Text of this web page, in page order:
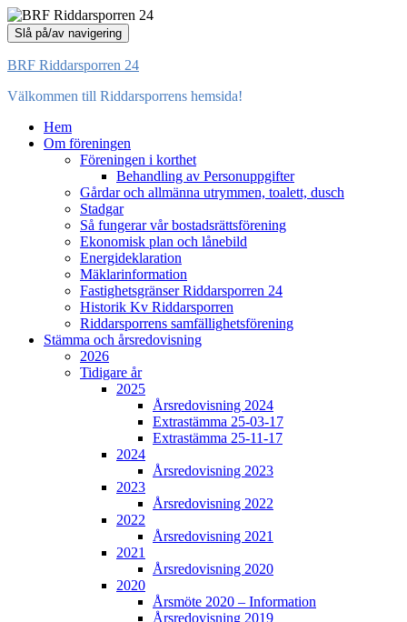
Slå på/av navigering
BRF Riddarsporren 24
Välkommen till Riddarsporrens hemsida!
Hem
Om föreningen
Föreningen i korthet
Behandling av Personuppgifter
Gårdar och allmänna utrymmen, toalett, dusch
Stadgar
Så fungerar vår bostadsrättsförening
Ekonomisk plan och lånebild
Energideklaration
Mäklarinformation
Fastighetsgränser Riddarsporren 24
Historik Kv Riddarsporren
Riddarsporrens samfällighetsförening
Stämma och årsredovisning
2026
Tidigare år
2025
Årsredovisning 2024
Extrastämma 25-03-17
Extrastämma 25-11-17
2024
Årsredovisning 2023
2023
Årsredovisning 2022
2022
Årsredovisning 2021
2021
Årsredovisning 2020
2020
Årsmöte 2020 – Information
Årsredovisning 2019